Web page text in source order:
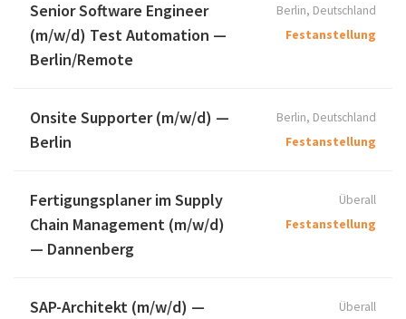
Senior Software Engineer
(m/w/d) Test Automation —
Berlin/Remote
Berlin, Deutschland
Festanstellung
Onsite Supporter (m/w/d) —
Berlin
Berlin, Deutschland
Festanstellung
Fertigungsplaner im Supply
Chain Management (m/w/d)
— Dannenberg
Überall
Festanstellung
SAP-Architekt (m/w/d) —
Überall